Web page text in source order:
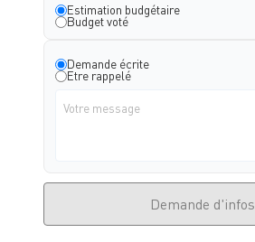
Estimation budgétaire
Budget voté
Demande écrite
Etre rappelé
Demande d'infos